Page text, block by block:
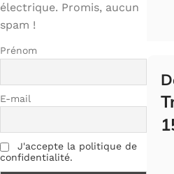
électrique. Promis, aucun
spam !
Prénom
E-mail
J'accepte la politique de
confidentialité.